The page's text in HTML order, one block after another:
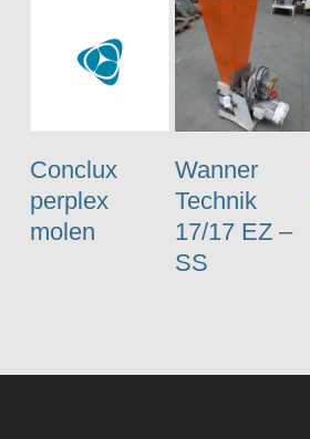
Conclux
perplex
molen
Wanner
Technik
17/17 EZ –
SS